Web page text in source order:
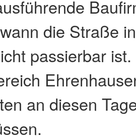
die Straße
passierbar
an diesen